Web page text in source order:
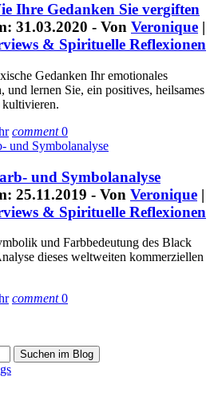
Ihre Gedanken Sie vergiften
31.03.2020 - Von Veronique |
& Spirituelle Reflexionen
Gedanken Ihr emotionales
und lernen Sie, ein positives, heilsames
comment0
und Symbolanalyse
25.11.2019 - Von Veronique |
& Spirituelle Reflexionen
und Farbbedeutung des Black
dieses weltweiten kommerziellen
comment0
Suchen im Blog